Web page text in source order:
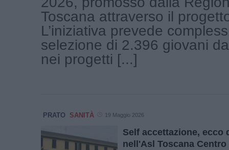
Toscana attraverso il
L’iniziativa prevede
selezione di 2.396 giovani
nei progetti [...]
PRATO SANITÀ 19 Maggio 2026
Self accettazione, ecco
nell'Asl Toscana Centro